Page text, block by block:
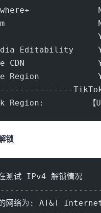
N/
Editability
CDN
Region
TikTok
Region:		【US
锁
测试 IPv4 解锁情况
网络为: AT&T